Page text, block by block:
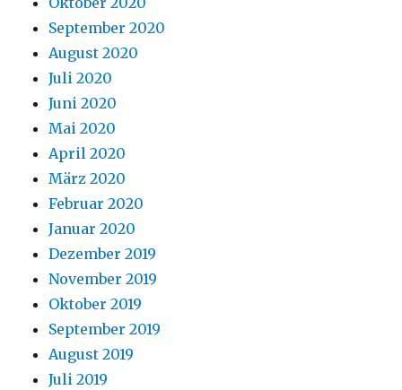
September 2020
August 2020
Juli 2020
Juni 2020
Mai 2020
April 2020
März 2020
Februar 2020
Januar 2020
Dezember 2019
November 2019
Oktober 2019
September 2019
August 2019
Juli 2019